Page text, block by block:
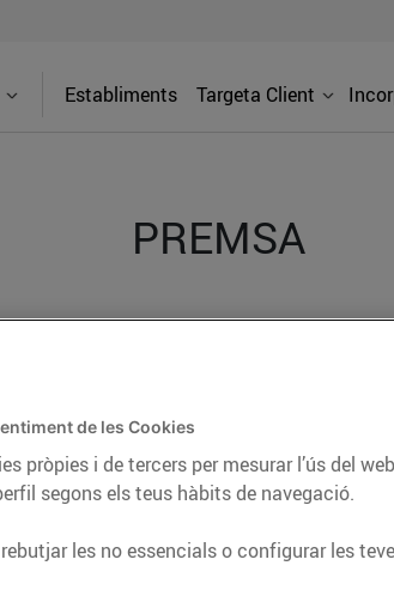
Establiments Targeta Client
PREMSA
supermercats Bonpreu i Esclat a
de les Cookies
pròpies i de tercers per mesurar l’ús del
segons els teus hàbits de navegació.
les no essencials o configurar les